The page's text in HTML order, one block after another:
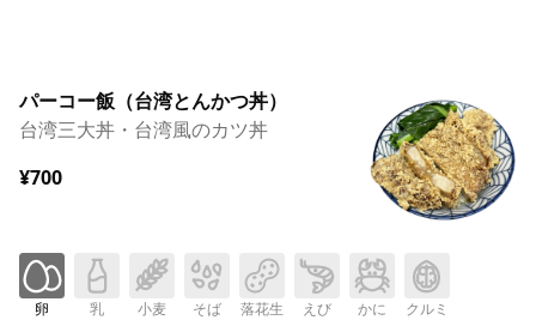
パーコー飯（台湾とんかつ丼）
台湾三大丼・台湾風のカツ丼
¥700
卵 乳 小麦 そば 落花生 えび かに クルミ